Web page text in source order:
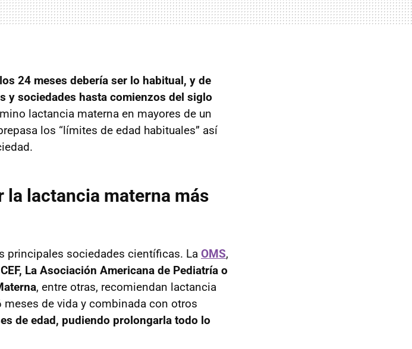
24 meses debería ser lo habitual, y de
y sociedades hasta comienzos del siglo
lactancia materna en mayores de un
los “límites de edad habituales” así
la lactancia materna más
principales sociedades científicas. La OMS,
La Asociación Americana de Pediatría o
, entre otras, recomiendan lactancia
de vida y combinada con otros
de edad, pudiendo prolongarla todo lo